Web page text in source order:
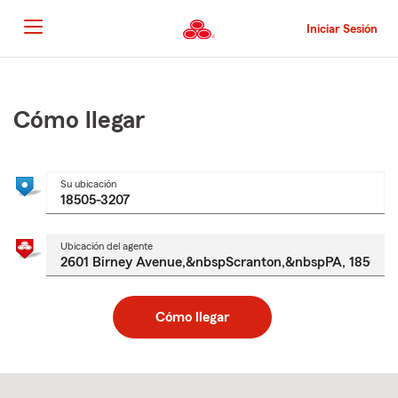
al
contenido
principal
Iniciar Sesión
principal
Cómo llegar
Su ubicación
Ubicación del agente
Cómo llegar
to